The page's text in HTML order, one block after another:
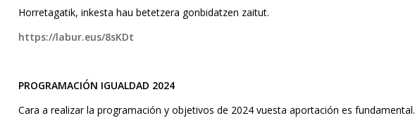
Horretagatik, inkesta hau betetzera gonbidatzen zaitut.
https://labur.eus/8sKDt
PROGRAMACIÓN IGUALDAD 2024
Cara a realizar la programación y objetivos de 2024 vuesta aportación es fundamental.